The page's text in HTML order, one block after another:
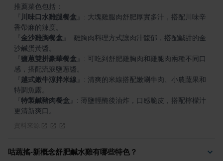
川味口水雞腿餐盒
: 大塊雞腿肉舒肥厚實多汁，搭配川味辛
金沙雞胸餐盒
: 雞胸肉料理方式讓肉汁馥郁，搭配鹹甜的金
鹽蔥雙拼豪華餐盒
: 可吃到舒肥雞胸肉和雞腿肉兩種不同口
越式嫩牛涼拌米線
: 清爽的米線搭配嫩涮牛肉、小農蔬果和
特製鹹豬肉餐盒
: 薄鹽輕醃後油炸，口感脆皮，搭配檸檬汁
更清新爽口。
咕蔬搖-新概念舒肥鹹水雞有哪些特色？